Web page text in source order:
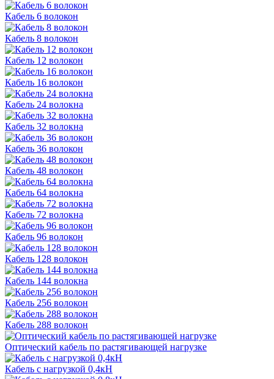
Кабель 6 волокон
Кабель 8 волокон
Кабель 12 волокон
Кабель 16 волокон
Кабель 24 волокна
Кабель 32 волокна
Кабель 36 волокон
Кабель 48 волокон
Кабель 64 волокна
Кабель 72 волокна
Кабель 96 волокон
Кабель 128 волокон
Кабель 144 волокна
Кабель 256 волокон
Кабель 288 волокон
Оптический кабель по растягивающей нагрузке
Кабель с нагрузкой 0,4кН